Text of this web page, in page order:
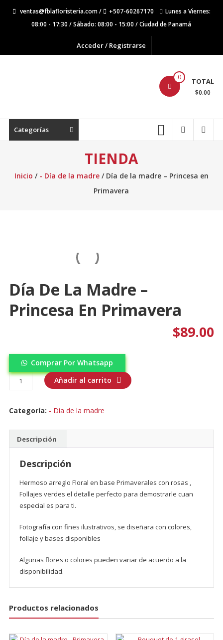
contenido
ventas@fblafloristeria.com / +507-60267170
Lunes a Viernes:
08:00 - 17:30 / Sábado: 08:00 - 15:00 / Ciudad de Panamá
Acceder / Registrarse
0 TOTAL
$0.00
Categorías
TIENDA
Inicio / - Día de la madre/ Día de la madre – Princesa en
Primavera
Día De La Madre –
Princesa En Primavera
$89.00
Comprar Por Whatsapp
Día
de
la
madre
en
cantidad
Añadir al carrito
Categoría: - Día de la madre
Descripción
Descripción
Hermoso arreglo Floral en base Primaverales con rosas ,
Follajes verdes el detalle perfecto para demostrarle cuan
especial es para ti.
Fotografía con fines ilustrativos, se diseñara con colores,
follaje y bases disponibles
Algunas flores o colores pueden variar de acuerdo a la
disponibilidad.
Productos relacionados